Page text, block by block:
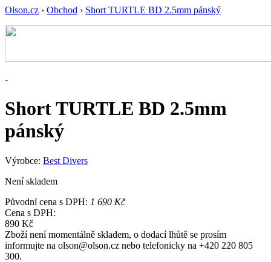
Olson.cz › Obchod › Short TURTLE BD 2.5mm pánský
-
Short TURTLE BD 2.5mm
pánský
Výrobce: Best Divers
Není skladem
Původní cena s DPH: 1 690 Kč
Cena s DPH:
890 Kč
Zboží není momentálně skladem, o dodací lhůtě se prosím
informujte na olson@olson.cz nebo telefonicky na +420 220 805
300.